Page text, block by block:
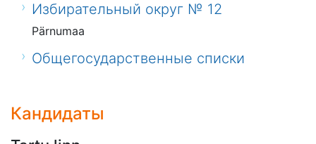
Избирательный округ № 12
Pärnumaa
Общегосударственные списки
Кандидаты